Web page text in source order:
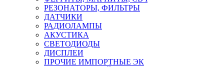
РЕЗОНАТОРЫ, ФИЛЬТРЫ
ДАТЧИКИ
РАДИОЛАМПЫ
АКУСТИКА
СВЕТОДИОДЫ
ДИСПЛЕИ
ПРОЧИЕ ИМПОРТНЫЕ ЭК